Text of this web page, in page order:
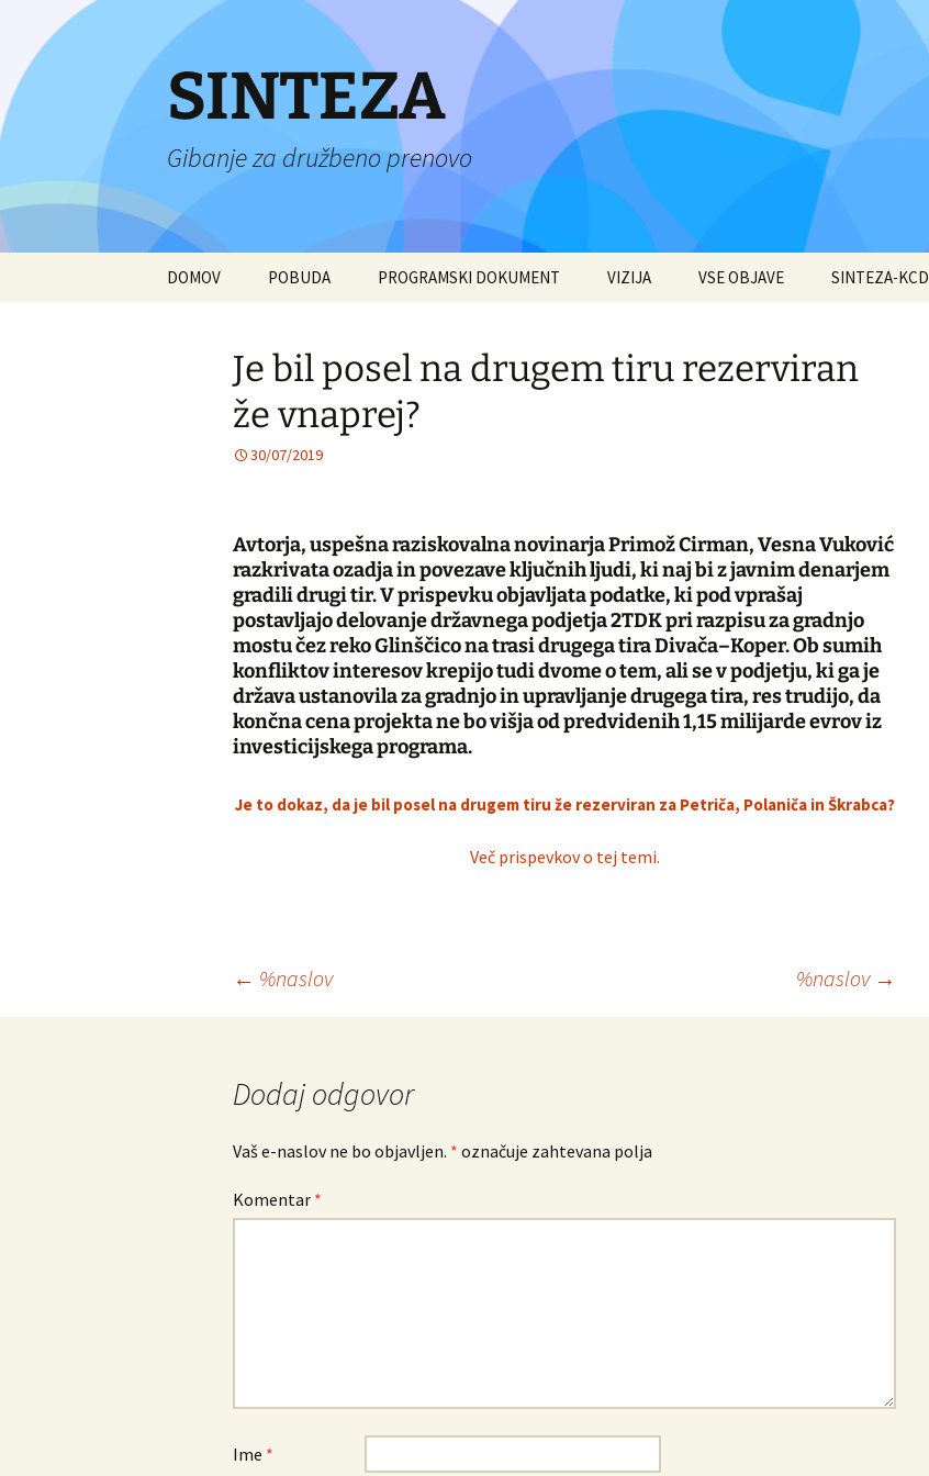
vsebino
SINTEZA
Gibanje za družbeno prenovo
DOMOV POBUDA PROGRAMSKI DOKUMENT VIZIJA VSE OBJAVE SINTEZA-KCD
Je bil posel na drugem tiru rezerviran
že vnaprej?
30/07/2019
Avtorja, uspešna raziskovalna novinarja Primož Cirman, Vesna Vuković
razkrivata ozadja in povezave ključnih ljudi, ki naj bi z javnim denarjem
gradili drugi tir. V prispevku objavljata podatke, ki pod vprašaj
postavljajo delovanje državnega podjetja 2TDK pri razpisu za gradnjo
mostu čez reko Glinščico na trasi drugega tira Divača–Koper. Ob sumih
konfliktov interesov krepijo tudi dvome o tem, ali se v podjetju, ki ga je
država ustanovila za gradnjo in upravljanje drugega tira, res trudijo, da
končna cena projekta ne bo višja od predvidenih 1,15 milijarde evrov iz
investicijskega programa.
Je to dokaz, da je bil posel na drugem tiru že rezerviran za Petriča, Polaniča in Škrabca?
Več prispevkov o tej temi.
po
← %naslov %naslov →
Dodaj odgovor
Vaš e-naslov ne bo objavljen. * označuje zahtevana polja
Komentar *
Ime *